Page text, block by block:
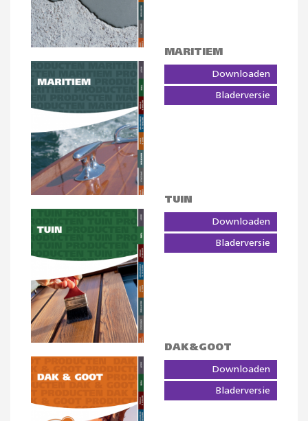
MARITIEM
Downloaden
Bladerversie
TUIN
Downloaden
Bladerversie
DAK&GOOT
Downloaden
Bladerversie